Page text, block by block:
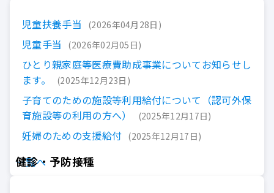
児童扶養手当 2026年04月28日
児童手当 2026年02月05日
ひとり親家庭等医療費助成事業についてお知らせし
ます。
2025年12月23日
子育てのための施設等利用給付について（認可外保
育施設等の利用の方へ）
2025年12月17日
妊婦のための支援給付 2025年12月17日
一覧へ
健診・予防接種